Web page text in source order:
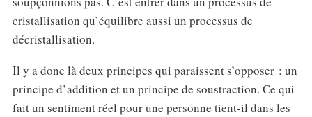
cristallisation qu’équilibre aussi un processus de
décristallisation.
Il y a donc là deux principes qui paraissent s’opposer : un
principe d’addition et un principe de soustraction. Ce qui
fait un sentiment réel pour une personne tient-il dans les